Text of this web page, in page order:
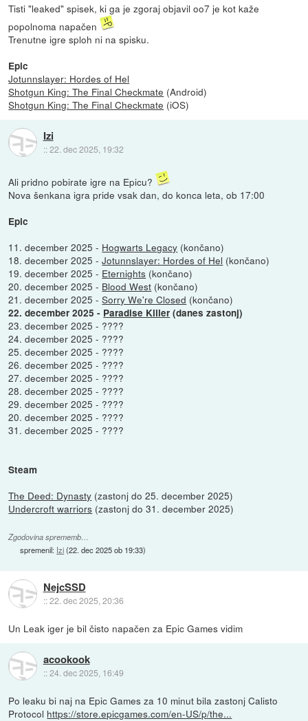
Tisti "leaked" spisek, ki ga je zgoraj objavil oo7 je kot kaže
popolnoma napačen
Trenutne igre sploh ni na spisku.
Epic
Jotunnslayer: Hordes of Hel
Shotgun King: The Final Checkmate (Android)
Shotgun King: The Final Checkmate (iOS)
Izi
::22. dec 2025, 19:32
Ali pridno pobirate igre na Epicu?
Nova šenkana igra pride vsak dan, do konca leta, ob 17:00
Epic
11. december 2025 - Hogwarts Legacy (končano)
18. december 2025 -Jotunnslayer: Hordes of Hel (končano)
19. december 2025 - Eternights (končano)
20. december 2025 - Blood West (končano)
21. december 2025 -Sorry We're Closed (končano)
22. december 2025 - Paradise Killer (danes zastonj)
23. december 2025 - ????
24. december 2025 - ????
25. december 2025 - ????
26. december 2025 - ????
27. december 2025 - ????
28. december 2025 - ????
29. december 2025 - ????
20. december 2025 - ????
31. december 2025 - ????
Steam
The Deed: Dynasty (zastonj do 25. december 2025)
Undercroft warriors (zastonj do 31. december 2025)
Zgodovina sprememb…
spremenil: Izi(22. dec 2025 ob 19:33)
NejcSSD
::22. dec 2025, 20:36
Un Leak iger je bil čisto napačen za Epic Games vidim
acookook
::24. dec 2025, 16:49
Po leaku bi naj na Epic Games za 10 minut bila zastonj Calisto
Protocol https://store.epicgames.com/en-US/p/the...